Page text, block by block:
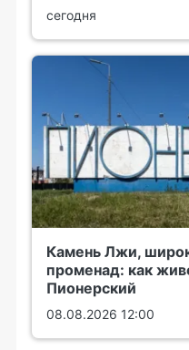
сегодня
Камень Лжи,
променад: как
Пионерский
08.08.2026 12:00